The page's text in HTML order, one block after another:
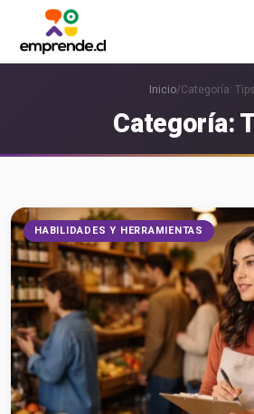
Inicio/Categoría: Tips
Categoría:
HABILIDADES Y HERRAMIENTAS